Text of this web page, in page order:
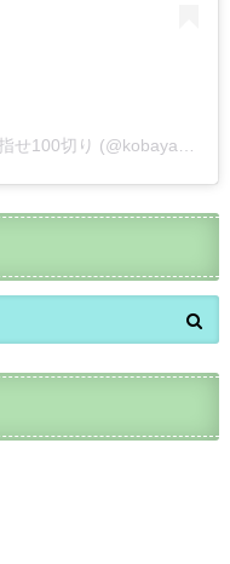
A post shared by コバやんゴルフ| 目指せ100切り (@kobayan_golf)